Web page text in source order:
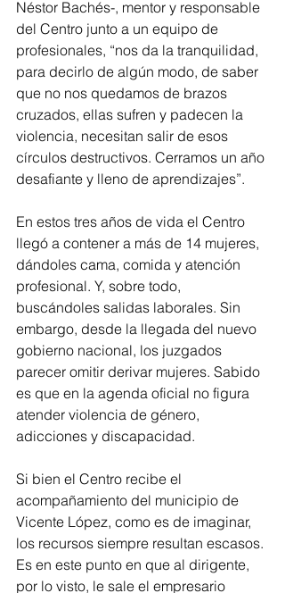
Néstor Bachés-, mentor y responsable
del Centro junto a un equipo de
profesionales, “nos da la tranquilidad,
para decirlo de algún modo, de saber
que no nos quedamos de brazos
cruzados, ellas sufren y padecen la
violencia, necesitan salir de esos
círculos destructivos. Cerramos un año
desafiante y lleno de aprendizajes”.
En estos tres años de vida el Centro
llegó a contener a más de 14 mujeres,
dándoles cama, comida y atención
profesional. Y, sobre todo,
buscándoles salidas laborales. Sin
embargo, desde la llegada del nuevo
gobierno nacional, los juzgados
parecer omitir derivar mujeres. Sabido
es que en la agenda oficial no figura
atender violencia de género,
adicciones y discapacidad.
Si bien el Centro recibe el
acompañamiento del municipio de
Vicente López, como es de imaginar,
los recursos siempre resultan escasos.
Es en este punto en que al dirigente,
por lo visto, le sale el empresario